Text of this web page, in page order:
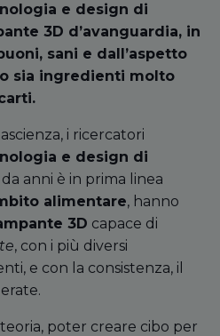
e design di
3D d’avanguardia, in
sani e dall’aspetto
sia ingredienti molto
i ricercatori
e design di
da anni è in prima linea
alimentare, hanno
3D capace di
, con i più diversi
e con la consistenza, il
poter creare cibo per